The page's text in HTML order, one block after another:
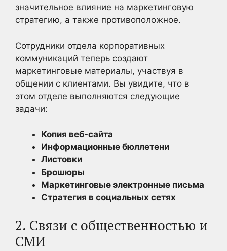
значительное влияние на маркетинговую
стратегию, а также противоположное.
Сотрудники отдела корпоративных
коммуникаций теперь создают
маркетинговые материалы, участвуя в
общении с клиентами. Вы увидите, что в
этом отделе выполняются следующие
задачи:
Копия веб-сайта
Информационные бюллетени
Листовки
Брошюры
Маркетинговые электронные письма
Стратегия в социальных сетях
2. Связи с общественностью и
СМИ